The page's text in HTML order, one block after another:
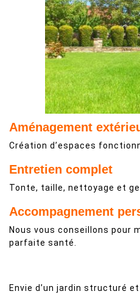
Aménagement
Création d’espaces
Entretien complet
Tonte, taille, nettoyage et
Accompagnement
Nous vous conseillons pour
parfaite santé.
Envie d’un jardin structuré